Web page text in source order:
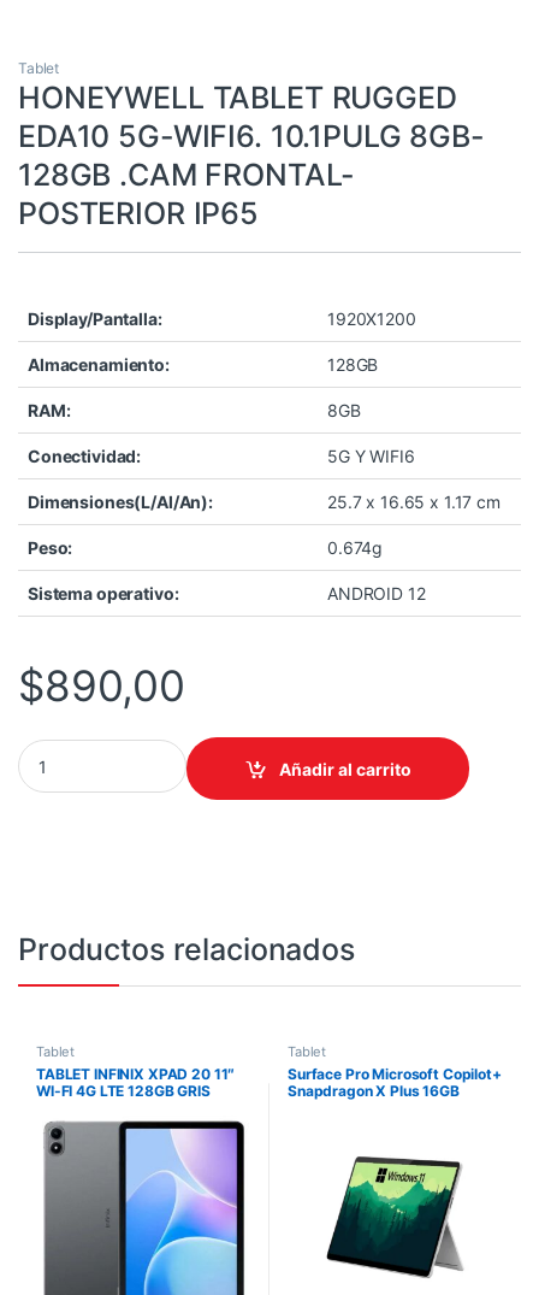
Tablet
HONEYWELL TABLET RUGGED
EDA10 5G-WIFI6. 10.1PULG 8GB-
128GB .CAM FRONTAL-
POSTERIOR IP65
Display/Pantalla: 1920X1200
Almacenamiento: 128GB
RAM: 8GB
Conectividad: 5G Y WIFI6
Dimensiones(L/Al/An): 25.7 x 16.65 x 1.17 cm
Peso: 0.674g
Sistema operativo: ANDROID 12
$890,00
HONEYWELL TABLET RUGGED EDA10 5G-WIFI6. 10.1PULG
Añadir al carrito
Productos relacionados
Tablet
TABLET INFINIX XPAD 20 11″
WI-FI 4G LTE 128GB GRIS
Tablet
Surface Pro Microsoft Copilot+
Snapdragon X Plus 16GB